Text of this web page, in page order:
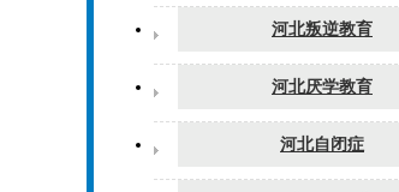
河北叛逆教育
河北厌学教育
河北自闭症